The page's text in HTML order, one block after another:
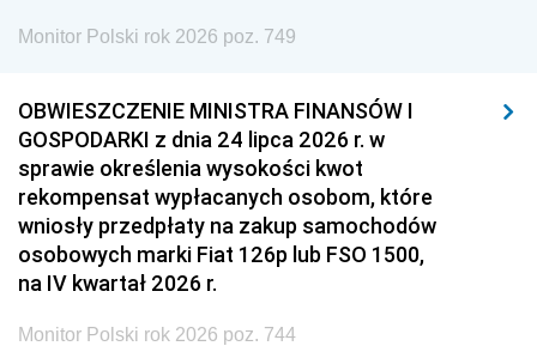
Monitor Polski rok 2026 poz. 749
OBWIESZCZENIE MINISTRA FINANSÓW I
GOSPODARKI z dnia 24 lipca 2026 r. w
sprawie określenia wysokości kwot
rekompensat wypłacanych osobom, które
wniosły przedpłaty na zakup samochodów
osobowych marki Fiat 126p lub FSO 1500,
na IV kwartał 2026 r.
Monitor Polski rok 2026 poz. 744